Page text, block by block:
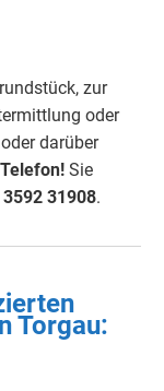
zur
oder
darüber
Sie
31908.
Torgau: